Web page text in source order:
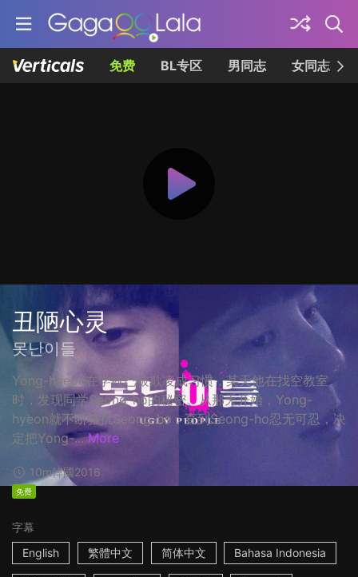
免费 BL专区 男同志 女同志
丑陋心灵
못난이들
Yong-hyeon在学校已被欺凌成习惯，某天他在找空教室
时，发现同学Seong-ho的秘密。从那天开始，Yong-
hyeon就不断骚扰Seong-ho，直到Seong-ho忍无可忍，决
定把Yong-... More
10m韓國2016
免费
字幕
English
繁體中文 简体中文 Bahasa Indonesia